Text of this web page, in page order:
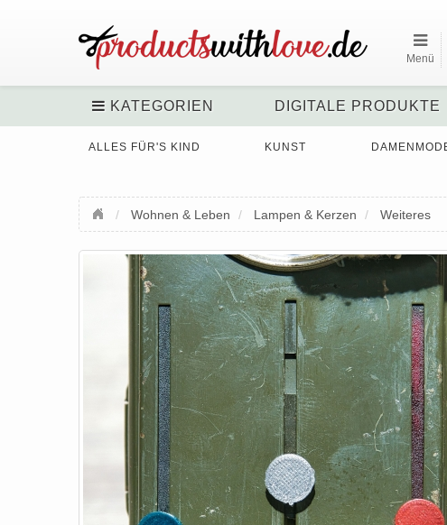
Menü
KATEGORIEN DIGITALE PRODUKTE
ALLES FÜR'S KIND KUNST
Wohnen & Leben Lampen & Kerzen Weiteres